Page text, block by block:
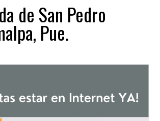
de San Pedro
Pue.